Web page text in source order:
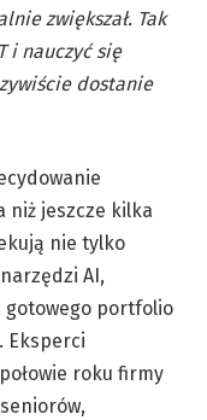
zwiększał. Tak
i nauczyć się
dostanie
niż jeszcze kilka
nie tylko
AI,
portfolio
Eksperci
roku firmy